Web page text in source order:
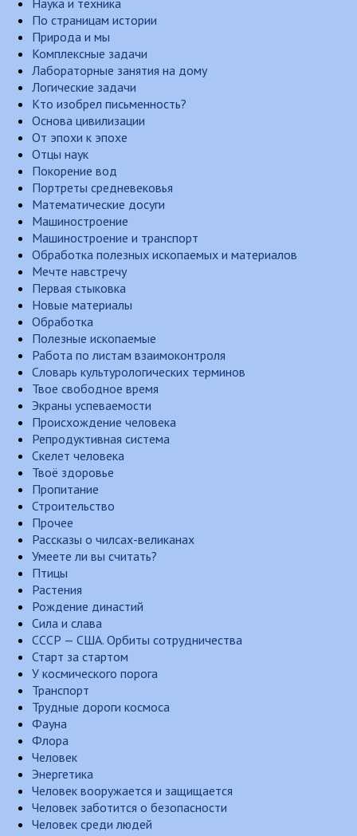
Наука и техника
По страницам истории
Природа и мы
Комплексные задачи
Лабораторные занятия на дому
Логические задачи
Кто изобрел письменность?
Основа цивилизации
От эпохи к эпохе
Отцы наук
Покорение вод
Портреты средневековья
Математические досуги
Машиностроение
Машиностроение и транспорт
Обработка полезных ископаемых и материалов
Мечте навстречу
Первая стыковка
Новые материалы
Обработка
Полезные ископаемые
Работа по листам взаимоконтроля
Словарь культурологических терминов
Твое свободное время
Экраны успеваемости
Происхождение человека
Репродуктивная система
Скелет человека
Твоё здоровье
Пропитание
Строительство
Прочее
Рассказы о чилсах-великанах
Умеете ли вы считать?
Птицы
Растения
Рождение династий
Сила и слава
СССР — США. Орбиты сотрудничества
Старт за стартом
У космического порога
Транспорт
Трудные дороги космоса
Фауна
Флора
Человек
Энергетика
Человек вооружается и защищается
Человек заботится о безопасности
Человек среди людей